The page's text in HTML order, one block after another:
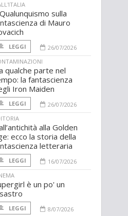
sulla
di Mauro
LEGGI
26/07/2026
qualche parte nel
la fantascienza
Iron Maiden
LEGGI
26/07/2026
alla Golden
ecco la storia della
letteraria
LEGGI
16/07/2026
è un po' un
LEGGI 8/07/2026